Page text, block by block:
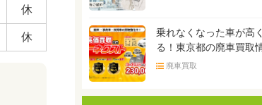
休
休
乗れなくなった車が高
る！東京都の廃車買取
廃車買取